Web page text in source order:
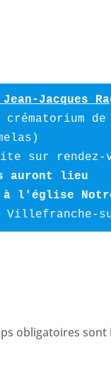
Jacques
crématorium
auront lieu
l'église
obligatoires